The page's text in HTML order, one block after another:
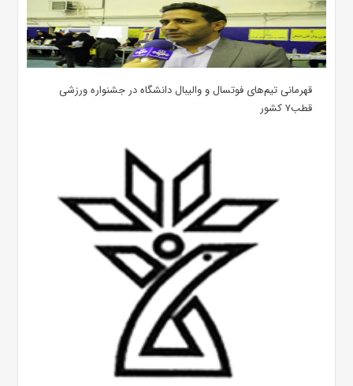
قهرمانی تیم‌های فوتسال و والیبال دانشگاه در جشنواره ورزشی
قطب۷ کشور